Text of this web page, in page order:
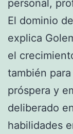
personal,
El dominio
explica
el
también
próspera y
deliberado
habilidades